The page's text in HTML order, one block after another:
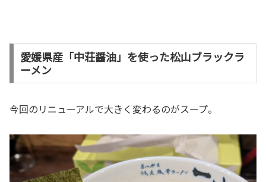
愛媛県産「中荘醤油」を使った松山ブラックラ
ーメン
今回のリニューアルで大きく変わるのがスープ。